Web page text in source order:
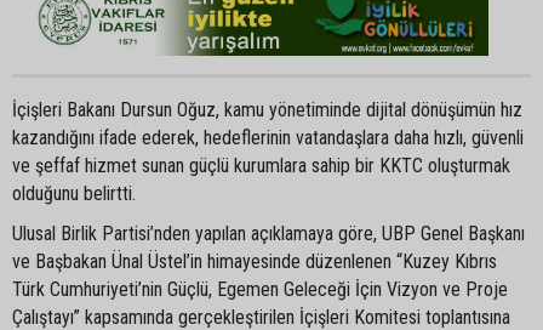
İçişleri Bakanı Dursun Oğuz, kamu yönetiminde dijital dönüşümün hız
kazandığını ifade ederek, hedeflerinin vatandaşlara daha hızlı, güvenli
ve şeffaf hizmet sunan güçlü kurumlara sahip bir KKTC oluşturmak
olduğunu belirtti.
Ulusal Birlik Partisi’nden yapılan açıklamaya göre, UBP Genel Başkanı
ve Başbakan Ünal Üstel’in himayesinde düzenlenen “Kuzey Kıbrıs
Türk Cumhuriyeti’nin Güçlü, Egemen Geleceği İçin Vizyon ve Proje
Çalıştayı” kapsamında gerçekleştirilen İçişleri Komitesi toplantısına